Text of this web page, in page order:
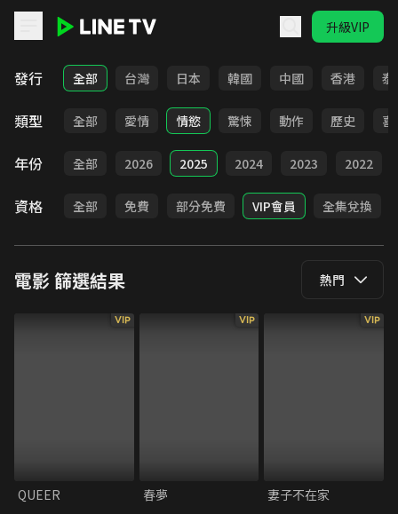
升級VIP
LINE TV - 電影
發行 全部 台灣 日本 韓國 中國 香港 泰
類型 全部 愛情 情慾 驚悚 動作 歷史 喜
年份 全部 2026 2025 2024 2023 2022
資格 全部 免費 部分免費 VIP會員 全集兌換
電影篩選結果 熱門
VIP
QUEER
VIP
春夢
VIP
妻子不在家